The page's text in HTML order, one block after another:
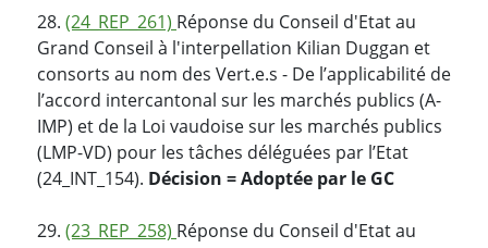
28. (24_REP_261) Réponse du Conseil d'Etat au
Grand Conseil à l'interpellation Kilian Duggan et
consorts au nom des Vert.e.s - De l’applicabilité de
l’accord intercantonal sur les marchés publics (A-
IMP) et de la Loi vaudoise sur les marchés publics
(LMP-VD) pour les tâches déléguées par l’Etat
(24_INT_154). Décision = Adoptée par le GC
29. (23_REP_258) Réponse du Conseil d'Etat au